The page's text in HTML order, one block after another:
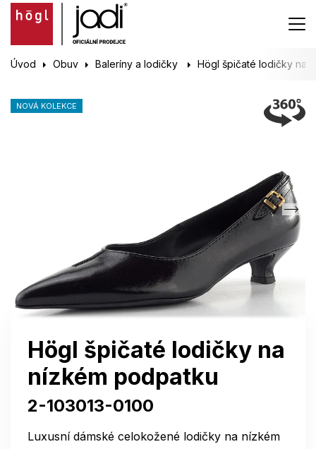
Úvod Obuv Baleríny a lodičky Högl špičaté lodičky na
NOVÁ KOLEKCE
Högl špičaté lodičky na
nízkém podpatku
2-103013-0100
Luxusní dámské celokožené lodičky na nízkém